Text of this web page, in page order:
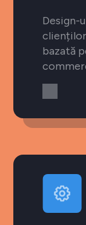
Design-
bazată